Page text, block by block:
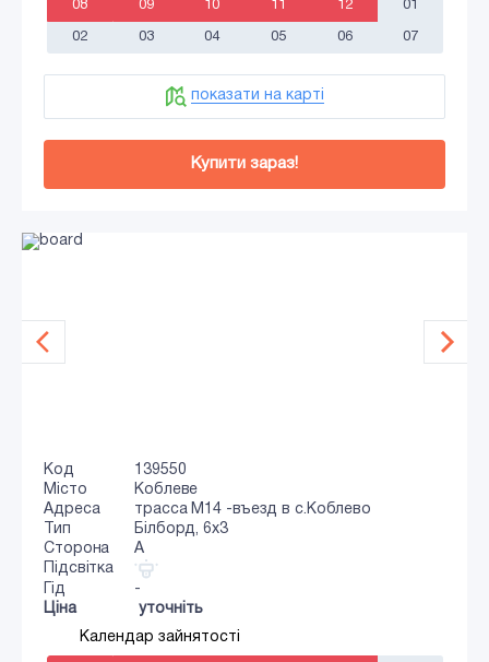
08 09 10 11 12 01
02 03 04 05 06 07
показати на карті
Купити зараз!
Код
139550
Місто
Коблеве
Адреса
трасса М14 -въезд в с.Коблево
Тип
Білборд, 6х3
Сторона
A
Підсвітка
Гід
-
Ціна
уточніть
Календар зайнятості